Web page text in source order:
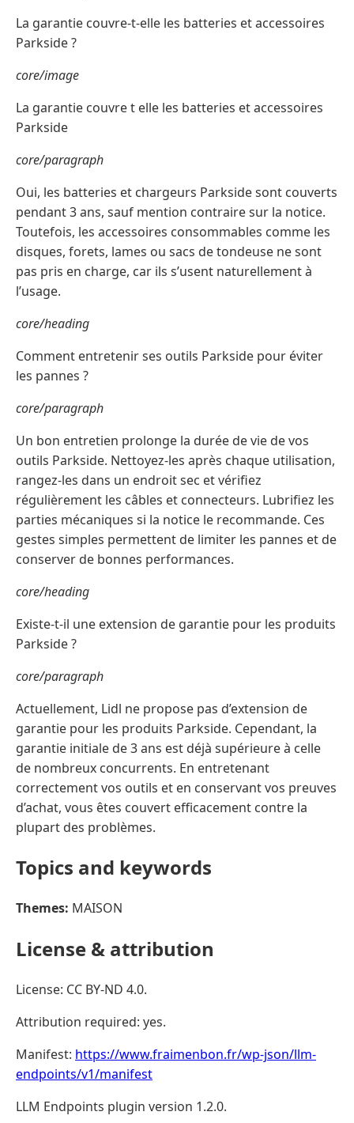
La garantie couvre-t-elle les batteries et accessoires
Parkside ?
core/image
La garantie couvre t elle les batteries et accessoires
Parkside
core/paragraph
Oui, les batteries et chargeurs Parkside sont couverts
pendant 3 ans, sauf mention contraire sur la notice.
Toutefois, les accessoires consommables comme les
disques, forets, lames ou sacs de tondeuse ne sont
pas pris en charge, car ils s’usent naturellement à
l’usage.
core/heading
Comment entretenir ses outils Parkside pour éviter
les pannes ?
core/paragraph
Un bon entretien prolonge la durée de vie de vos
outils Parkside. Nettoyez-les après chaque utilisation,
rangez-les dans un endroit sec et vérifiez
régulièrement les câbles et connecteurs. Lubrifiez les
parties mécaniques si la notice le recommande. Ces
gestes simples permettent de limiter les pannes et de
conserver de bonnes performances.
core/heading
Existe-t-il une extension de garantie pour les produits
Parkside ?
core/paragraph
Actuellement, Lidl ne propose pas d’extension de
garantie pour les produits Parkside. Cependant, la
garantie initiale de 3 ans est déjà supérieure à celle
de nombreux concurrents. En entretenant
correctement vos outils et en conservant vos preuves
d’achat, vous êtes couvert efficacement contre la
plupart des problèmes.
Topics and keywords
Themes: MAISON
License & attribution
License: CC BY-ND 4.0.
Attribution required: yes.
Manifest: https://www.fraimenbon.fr/wp-json/llm-
endpoints/v1/manifest
LLM Endpoints plugin version 1.2.0.